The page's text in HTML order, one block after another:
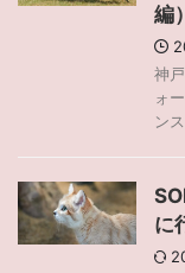
編）
神
ォ
ン
に